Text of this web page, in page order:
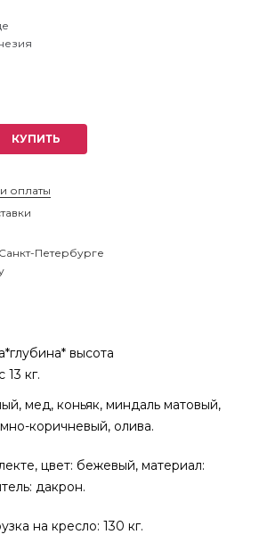
КУПИТЬ
оплаты
Петербурге
высота
кг.
мед, коньяк, миндаль матовый,
коричневый, олива.
цвет: бежевый, материал:
дакрон.
на кресло: 130 кг.